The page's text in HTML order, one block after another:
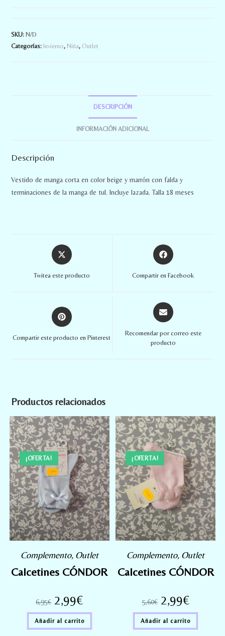
SKU:N/D
Categorías: Invierno, Niña, Outlet
DESCRIPCIÓN
INFORMACIÓN ADICIONAL
Descripción
Vestido de manga corta en color beige y marrón con falda y
terminaciones de la manga de tul. Incluye lazada. Talla 18 meses
Twitea este producto Compartir en Facebook
Compartir este producto en Pinterest
Recomendar por correo este
producto
Productos relacionados
¡OFERTA!
Complemento, Outlet
Calcetines CÓNDOR
6,95€ 2,99€
Añadir al carrito
¡OFERTA!
Complemento, Outlet
Calcetines CÓNDOR
5,60€ 2,99€
Añadir al carrito